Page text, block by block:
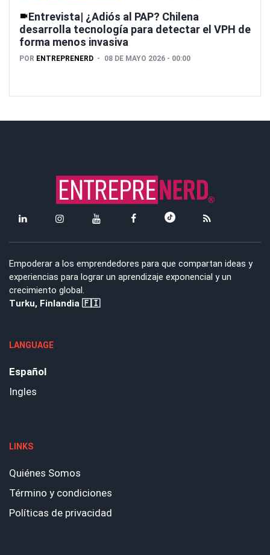
Entrevista| ¿Adiós al PAP? Chilena
desarrolla tecnología para detectar el VPH de
forma menos invasiva
POR ENTREPRENERD 08 DE MAYO 2026 - 00:00
Empoderar a los emprendedores para que compartan ideas y
experiencias para lograr un aprendizaje exponencial y un
crecimiento global.
Turku, Finlandia 🇫🇮
LANGUAGE
Español
Ingles
LINKS
Quiénes Somos
Término y condiciones
Políticas de privacidad